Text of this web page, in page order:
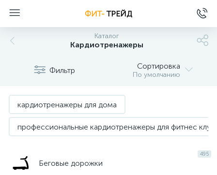
ФИТ-ТРЕЙД
Каталог
Кардиотренажеры
Фильтр Сортировка
По умолчанию
кардиотренажеры для дома
профессиональные кардиотренажеры для фитнес
495
Беговые дорожки